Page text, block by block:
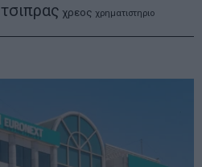
τσιπρας χρεος χρηματιστηριο